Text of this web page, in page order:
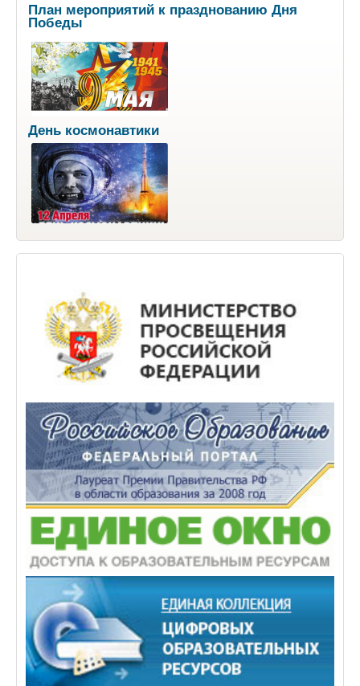
План мероприятий к празднованию Дня
Победы
День космонавтики